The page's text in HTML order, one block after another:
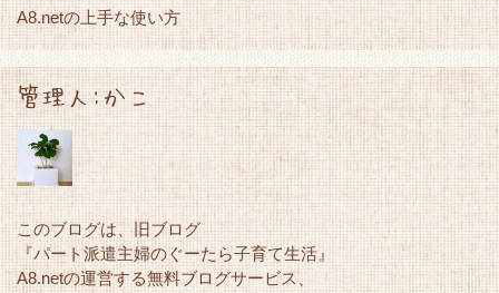
A8.netの上手な使い方
管理人:かこ
このブログは、旧ブログ
『パート派遣主婦のぐーたら子育て生活』
A8.netの運営する無料ブログサービス、